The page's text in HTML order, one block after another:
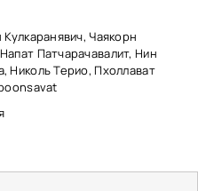
Чаякорн
Патчарачавалит, Нин
Николь Терио, Пхоллават